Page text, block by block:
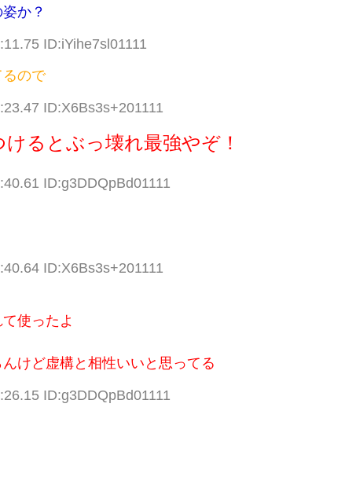
か？
ID:iYihe7sl01111
ので
ID:X6Bs3s+201111
るとぶっ壊れ最強やぞ！
ID:g3DDQpBd01111
ID:X6Bs3s+201111
使ったよ
けど虚構と相性いいと思ってる
ID:g3DDQpBd01111